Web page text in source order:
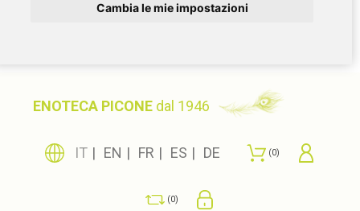
Cambia le mie impostazioni
ENOTECA PICONE dal 1946
IT EN FR ES DE 0
0